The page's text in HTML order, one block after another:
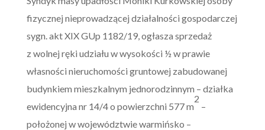
fizycznej nieprowadzącej działalności gospodarczej
sygn. akt XIX GUp 1182/19, ogłasza sprzedaż
z wolnej ręki udziału w wysokości ½ w prawie
własności nieruchomości gruntowej zabudowanej
budynkiem mieszkalnym jednorodzinnym – działka
ewidencyjna nr 14/4 o powierzchni 577 m
2
–
położonej w województwie warmińsko –